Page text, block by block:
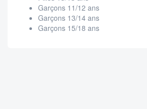
Garçons 11/12 ans
Garçons 13/14 ans
Garçons 15/18 ans